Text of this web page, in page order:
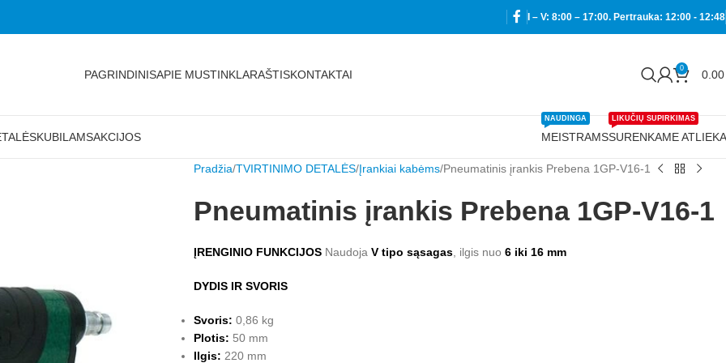
I – V: 8:00 – 17:00. Pertrauka: 12:00 - 12:48
PAGRINDINISAPIE MUSTINKLARAŠTISKONTAKTAI 0
KUBILAMSAKCIJOS MEISTRAMS
NAUDINGA
SURENKAME
LIKUČIŲ SUPIRKIMAS
Pradžia TVIRTINIMO DETALĖS Įrankiai kabėms Pneumatinis įrankis Prebena 1GP-V16-1
Pneumatinis įrankis Prebena 1GP-V16-1
ĮRENGINIO FUNKCIJOS Naudoja V tipo sąsagas , ilgis nuo 6 iki 16 mm
DYDIS IR SVORIS
Svoris: 0,86 kg
Plotis: 50 mm
Ilgis: 220 mm